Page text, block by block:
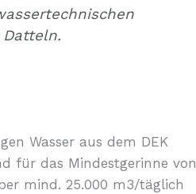
Wasser aus dem DEK
für das Mindestgerinne von
mind. 25.000 m3/täglich